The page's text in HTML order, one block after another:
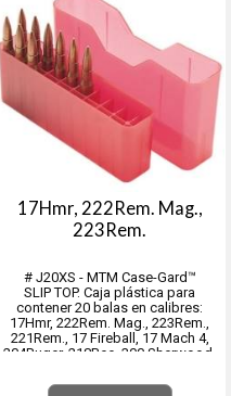
17Hmr, 222Rem. Mag.,
223Rem.
# J20XS - MTM Case-Gard™
SLIP TOP. Caja plástica para
contener 20 balas en calibres:
17Hmr, 222Rem. Mag., 223Rem.,
221Rem., 17 Fireball, 17 Mach 4,
204Ruger, 218Bee, 300 Sherwood,